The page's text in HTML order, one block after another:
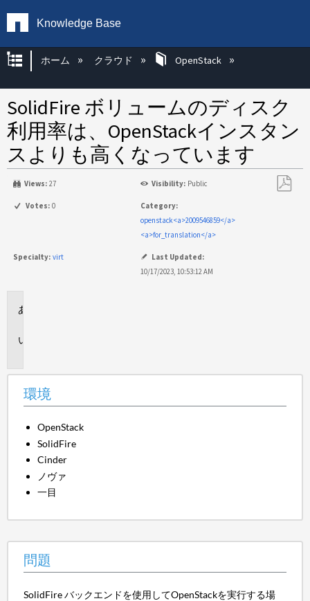
Knowledge Base
グローバル階層を展開/折りたたむ
ホーム クラウド OpenStack
SolidFire ボリュームのディスク
利用率は、OpenStackインスタン
スよりも高くなっています
Views: 27 Visibility: Public
Votes: 0
Category:
openstack<a>2009546859</a>
<a>for_translation</a>
Specialty: virt
Last Updated:
10/17/2023, 10:53:12 AM
環境
OpenStack
SolidFire
Cinder
ノヴァ
一目
問題
SolidFire バックエンドを使用してOpenStackを実行する場